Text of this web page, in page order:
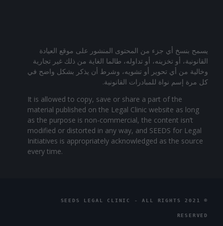
يسمح بنسخ أي جزء من المحتوى المنشور على موقع العيادة
القانونية، أو تخزينه، أو تداوله، طالما الغاية من ذلك غير تجارية
وخالية من أي تحوير أو تشويه، وشرط أن يذكر بشكل واضح في
كل مرة إسم نواة للمبادرات القانونية.
It is allowed to copy, save or share a part of the
material published on the Legal Clinic website as long
as the purpose is non-commercial, the content isn’t
modified or distorted in any way, and SEEDS for Legal
Initiatives is appropriately acknowledged as the source
every time.
© 2021 SEEDS LEGAL CLINIC - ALL RIGHTS
RESERVED